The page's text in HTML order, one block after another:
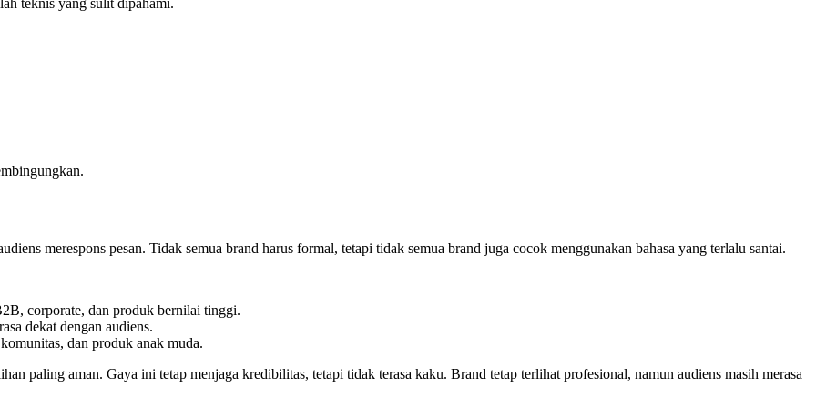
merespons pesan. Tidak semua brand harus formal, tetapi tidak semua brand juga cocok menggunakan bahasa yang terlalu santai.
corporate, dan produk bernilai tinggi.
dekat dengan audiens.
dan produk anak muda.
paling aman. Gaya ini tetap menjaga kredibilitas, tetapi tidak terasa kaku. Brand tetap terlihat profesional, namun audiens masih merasa